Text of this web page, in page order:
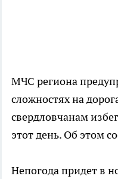
МЧС региона
сложностях на
свердловчанам
этот день. Об этом
Непогода придет в